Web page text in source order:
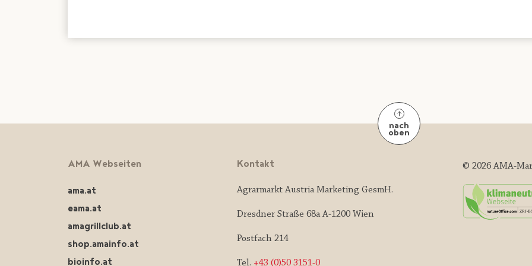
nach
oben
AMA Webseiten
ama.at
eama.at
amagrillclub.at
shop.amainfo.at
bioinfo.at
Kontakt
Agrarmarkt Austria Marketing GesmH.
Dresdner Straße 68a A-1200 Wien
Postfach 214
Tel. +43 (0)50 3151-0
© 2026 AMA-